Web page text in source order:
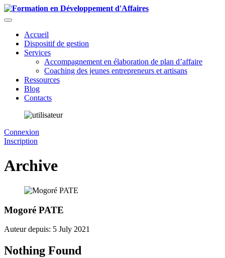
Accueil
Dispositif de gestion
Services
Accompagnement en élaboration de plan d’affaire
Coaching des jeunes entrepreneurs et artisans
Ressources
Blog
Contacts
Connexion
Inscription
Archive
Mogoré PATE
Auteur depuis: 5 July 2021
Nothing Found